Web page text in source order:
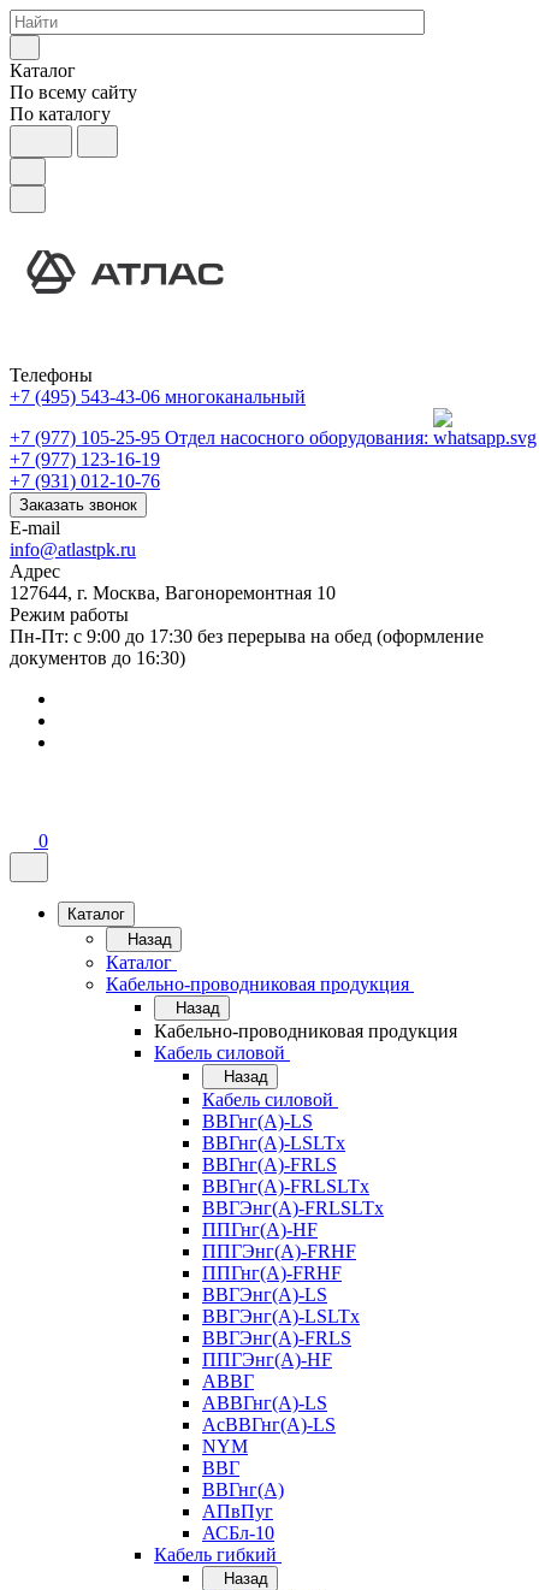
Каталог
По всему сайту
По каталогу
Телефоны
+7 (495) 543-43-06 многоканальный
+7 (977) 105-25-95 Отдел насосного оборудования:
+7 (977) 123-16-19
+7 (931) 012-10-76
Заказать звонок
E-mail
info@atlastpk.ru
Адрес
127644, г. Москва, Вагоноремонтная 10
Режим работы
Пн-Пт: с 9:00 до 17:30 без перерыва на обед (оформление
документов до 16:30)
0
Каталог
Назад
Каталог
Кабельно-проводниковая продукция
Назад
Кабельно-проводниковая продукция
Кабель силовой
Назад
Кабель силовой
ВВГнг(А)-LS
ВВГнг(А)-LSLTx
ВВГнг(А)-FRLS
ВВГнг(А)-FRLSLTx
ВВГЭнг(А)-FRLSLTx
ППГнг(А)-HF
ППГЭнг(А)-FRHF
ППГнг(А)-FRHF
ВВГЭнг(А)-LS
ВВГЭнг(А)-LSLTx
ВВГЭнг(А)-FRLS
ППГЭнг(А)-HF
АВВГ
АВВГнг(А)-LS
АсВВГнг(А)-LS
NYM
ВВГ
ВВГнг(А)
АПвПуг
АСБл-10
Кабель гибкий
Назад